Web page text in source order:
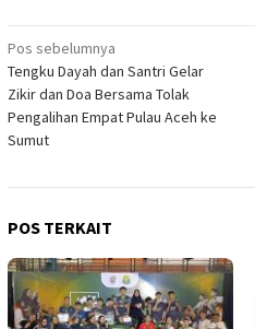
Navigasi
pos
Pos sebelumnya
Tengku Dayah dan Santri Gelar
Zikir dan Doa Bersama Tolak
Pengalihan Empat Pulau Aceh ke
Sumut
POS TERKAIT